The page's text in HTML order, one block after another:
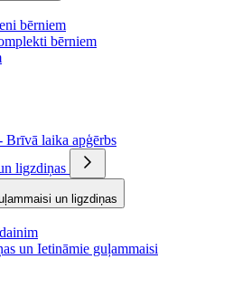
bērniem
bērniem
Brīvā laika apģērbs
ligzdiņas
un ligzdiņas
un Ietināmie guļammaisi